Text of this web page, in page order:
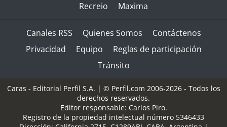
Recreio
Maxima
Canales RSS Quienes Somos
Contáctenos
Privacidad
Equipo
Reglas de participación
Tránsito
Caras - Editorial Perfil S.A. | © Perfil.com 2006-2026 - Todos los
derechos reservados.
Editor responsable: Carlos Piro.
Registro de la propiedad intelectual número 5346433